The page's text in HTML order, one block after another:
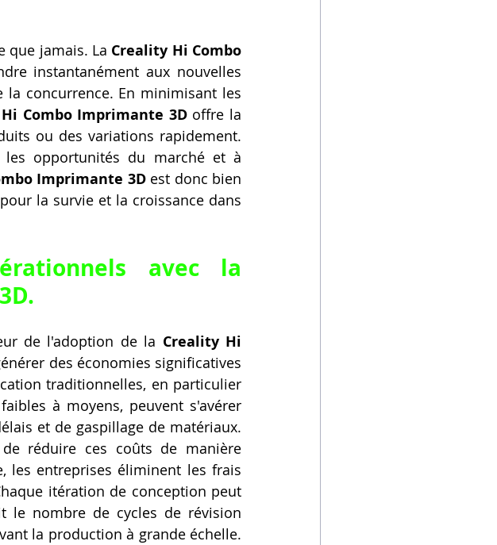
que jamais. La Creality Hi Combo
instantanément aux nouvelles
concurrence. En minimisant les
Combo Imprimante 3D offre la
ou des variations rapidement.
opportunités du marché et à
Imprimante 3D est donc bien
la survie et la croissance dans
avec la
de l'adoption de la Creality Hi
des économies significatives
traditionnelles, en particulier
à moyens, peuvent s'avérer
et de gaspillage de matériaux.
réduire ces coûts de manière
les entreprises éliminent les frais
itération de conception peut
le nombre de cycles de révision
la production à grande échelle.